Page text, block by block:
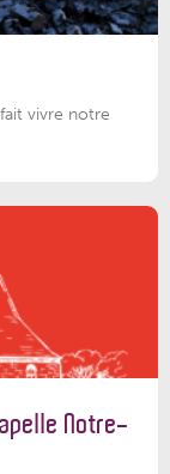
vivre notre
Notre-